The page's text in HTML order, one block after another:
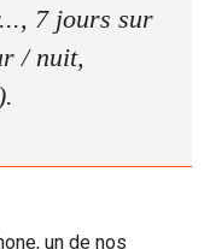
7 jours sur
/ nuit,
un de nos